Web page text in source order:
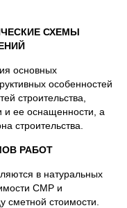
СХЕМЫ
основных
особенностей
строительства,
и ее оснащенности, а
строительства.
РАБОТ
в натуральных
СМР и
сметной стоимости.